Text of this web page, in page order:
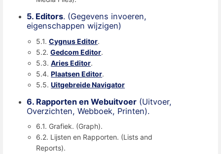
5. Editors. (Gegevens invoeren,
eigenschappen wijzigen)
5.1.Cygnus Editor.
5.2.Gedcom Editor.
5.3.Aries Editor.
5.4.Plaatsen Editor.
5.5.Uitgebreide Navigator
6. Rapporten en Webuitvoer (Uitvoer,
Overzichten, Webboek, Printen).
6.1. Grafiek. (Graph).
6.2. Lijsten en Rapporten. (Lists and
Reports).